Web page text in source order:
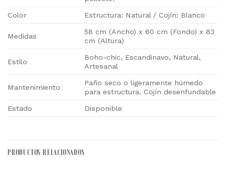
Color Estructura: Natural / Cojín: Blanco
Medidas
58 cm (Ancho) x 60 cm (Fondo) x 83
cm (Altura)
Estilo
Boho-chic, Escandinavo, Natural,
Artesanal
Mantenimiento
Paño seco o ligeramente húmedo
para estructura. Cojín desenfundable
Estado Disponible
PRODUCTOS RELACIONADOS